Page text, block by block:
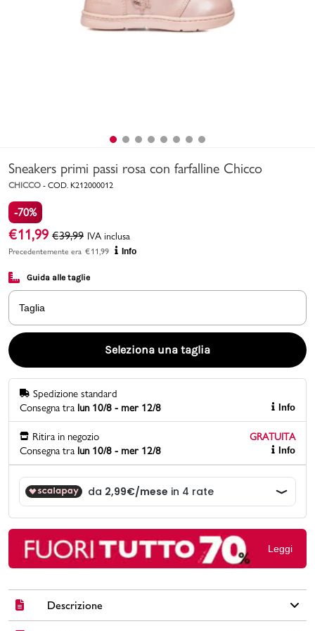
Bambino
Marchi
Accedi | Registrati
Carrello
Promo & News
negozi
contatti
pcard
Gift card
Sneakers primi passi rosa con farfalline Chicco
CHICCO - COD. K212000012
-70%
€11,99 €39,99 IVA inclusa
Precedentemente era €11,99 Info
Guida alle taglie
Taglia
Seleziona una taglia
Spedizione standard
Consegna tra lun 10/8 - mer 12/8 Info
Ritira in negozio
GRATUITA
Consegna tra lun 10/8 - mer 12/8 Info
Leggi
Descrizione